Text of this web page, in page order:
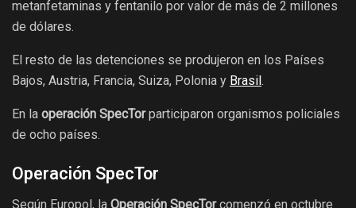
metanfetaminas y fentanilo por valor de más de 2 millones
de dólares.
El resto de las detenciones se produjeron en los Países
Bajos, Austria, Francia, Suiza, Polonia y Brasil.
En la operación SpecTorparticiparon organismos policiales
de ocho países.
Operación SpecTor
Según Europol, la Operación SpecTorcomenzó en octubre